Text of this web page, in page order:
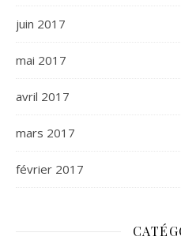
juin 2017
mai 2017
avril 2017
mars 2017
février 2017